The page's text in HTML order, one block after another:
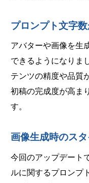
プロンプト文字
アバターや画像を生
できるようになりま
テンツの精度や品質
初稿の完成度が高ま
す。
画像生成時のス
今回のアップデート
ルに関するプロンプ